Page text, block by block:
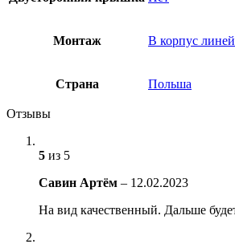
Монтаж В корпус
Страна Польша
Отзывы
5 из 5
Савин Артём – 12.02.2023
На вид качественный. Дальше